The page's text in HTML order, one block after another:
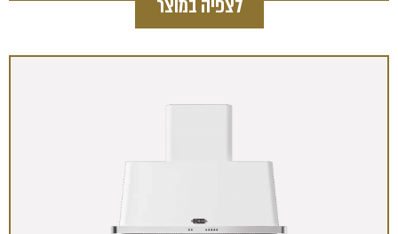
לצפיה במוצר